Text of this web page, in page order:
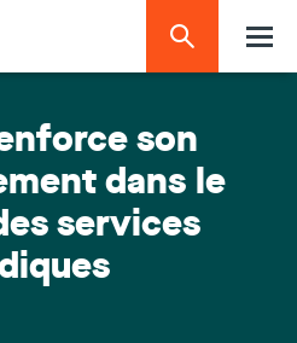
son
dans le
services